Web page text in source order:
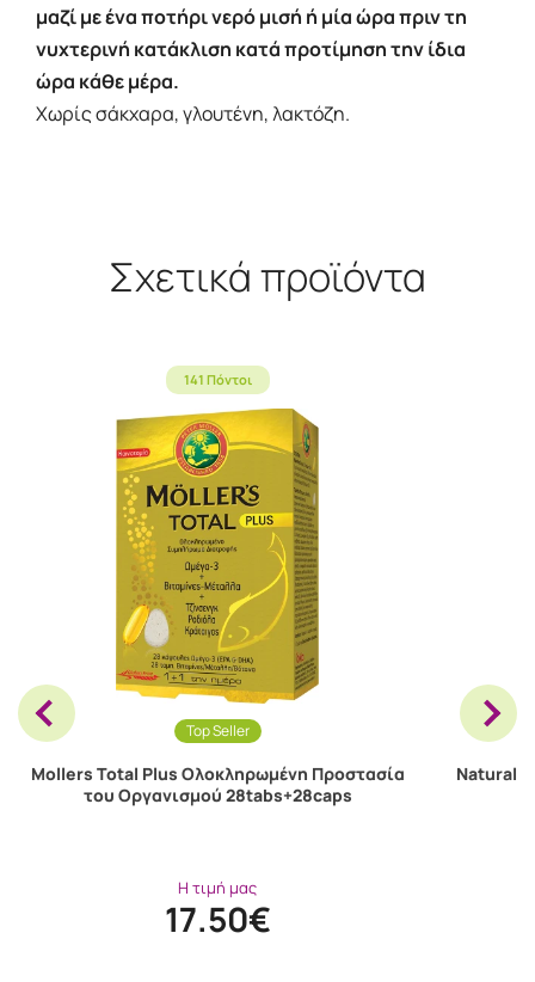
μαζί με ένα ποτήρι νερό μισή ή μία ώρα πριν τη
νυχτερινή κατάκλιση κατά προτίμηση την ίδια
ώρα κάθε μέρα.
Χωρίς σάκχαρα, γλουτένη, λακτόζη.
Σχετικά προϊόντα
141 Πόντοι
Top Seller
Mollers Total Plus Oλοκληρωμένη Προστασία
του Οργανισμού 28tabs+28caps
Η τιμή μας
17.50€
Natural